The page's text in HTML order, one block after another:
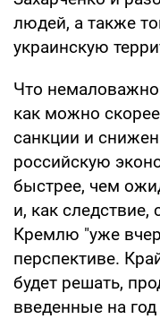
людей, а также
украинскую
Что
как можно
санкции и
российскую
быстрее, чем
и, как
Кремлю "уже
перспективе.
будет решать,
введенные на